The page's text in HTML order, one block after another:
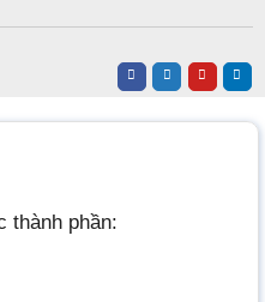
thành phần: